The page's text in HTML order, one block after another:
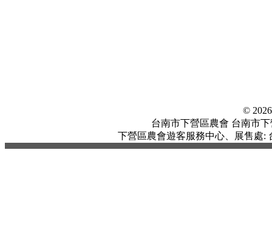
©
台南市下營區農會 台南市下
下營區農會遊客服務中心、展售處: